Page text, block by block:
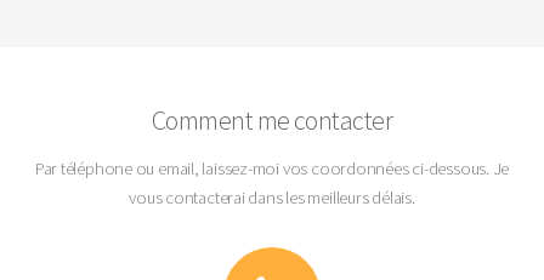
Comment me contacter
Par téléphone ou email, laissez-moi vos coordonnées ci-dessous. Je
vous contacterai dans les meilleurs délais.